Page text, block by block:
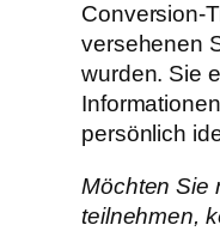
Conversion-
versehenen
wurden. Sie
persönlich
Möchten Sie
teilnehmen,